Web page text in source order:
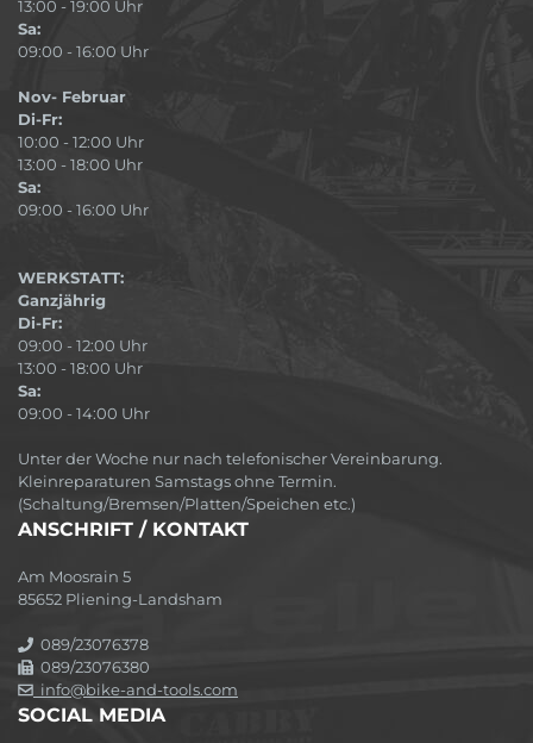
13:00 - 19:00 Uhr
Sa:
09:00 - 16:00 Uhr
Nov- Februar
Di-Fr:
10:00 - 12:00 Uhr
13:00 - 18:00 Uhr
Sa:
09:00 - 16:00 Uhr
WERKSTATT:
Ganzjährig
Di-Fr:
09:00 - 12:00 Uhr
13:00 - 18:00 Uhr
Sa:
09:00 - 14:00 Uhr
Unter der Woche nur nach telefonischer Vereinbarung.
Kleinreparaturen Samstags ohne Termin.
(Schaltung/Bremsen/Platten/Speichen etc.)
ANSCHRIFT / KONTAKT
Am Moosrain 5
85652 Pliening-Landsham
089/23076378
089/23076380
info@bike-and-tools.com
SOCIAL MEDIA